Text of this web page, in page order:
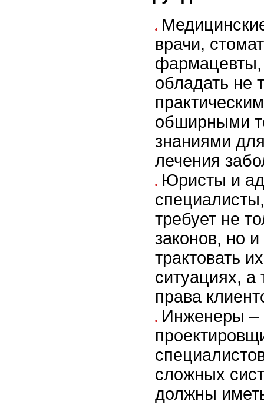
врачи,
фармацевты,
обладать не
обширными
знаниями
лечения
Юристы и
требует не
законов, но
трактовать
ситуациях, а
права
Инженеры –
сложных
должны